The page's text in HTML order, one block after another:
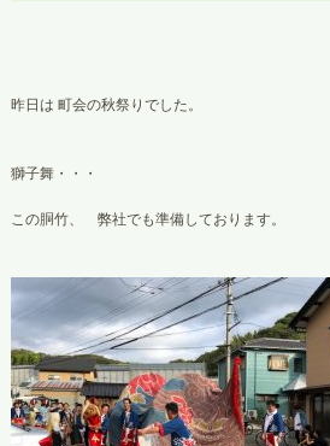
昨日は 町会の秋祭りでした。
獅子舞・・・
この胴竹、 弊社でも準備しております。